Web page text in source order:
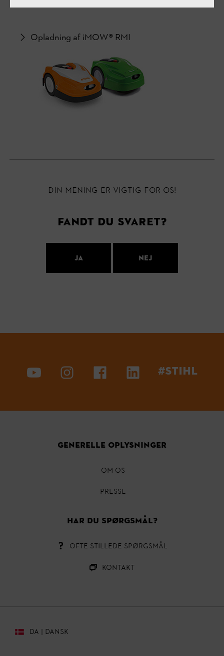
Opladning af iMOW® RMI
Din mening er vigtig for os!
Fandt du svaret?
Ja Nej
#STIHL
GENERELLE OPLYSNINGER
OM OS
Presse
HAR DU SPØRGSMÅL?
OFTE STILLEDE SPØRGSMÅL
Kontakt
DA | DANSK